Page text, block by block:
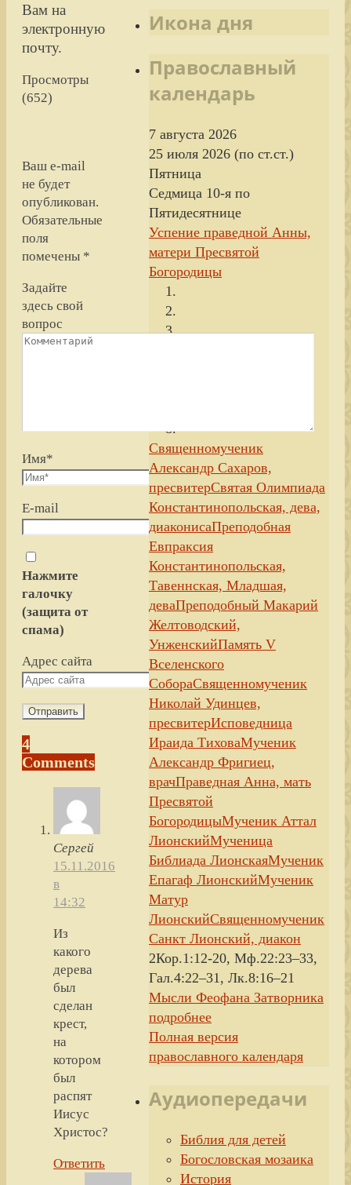
Вам на
электронную
почту.
Просмотры
(652)
Ваш e-mail
не будет
опубликован.
Обязательные
поля
помечены *
Задайте
здесь свой
вопрос
Имя*
E-mail
Нажмите
галочку
(защита от
спама)
Адрес сайта
4
Comments
Сергей
15.11.2016
в
14:32
Из
какого
дерева
был
сделан
крест,
на
котором
был
распят
Иисус
Христос?
Ответить
Икона дня
Православный
календарь
7 августа 2026
25 июля 2026 (по ст.ст.)
Пятница
Седмица 10-я по
Пятидесятнице
Успение праведной Анны,
матери Пресвятой
Богородицы
Священномученик
Александр Сахаров,
пресвитерСвятая Олимпиада
Константинопольская, дева,
диаконисаПреподобная
Евпраксия
Константинопольская,
Тавеннская, Младшая,
деваПреподобный Макарий
Желтоводский,
УнженскийПамять V
Вселенского
СобораСвященномученик
Николай Удинцев,
пресвитерИсповедница
Ираида ТиховаМученик
Александр Фригиец,
врачПраведная Анна, мать
Пресвятой
БогородицыМученик Аттал
ЛионскийМученица
Библиада ЛионскаяМученик
Епагаф ЛионскийМученик
Матур
ЛионскийСвященномученик
Санкт Лионский, диакон
2Кор.1:12-20, Мф.22:23–33,
Гал.4:22–31, Лк.8:16–21
Мысли Феофана Затворника
подробнее
Полная версия
православного календаря
Аудиопередачи
Библия для детей
Богословская мозаика
История